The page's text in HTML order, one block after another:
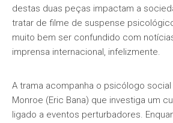
destas duas peças impactam a
tratar de filme de suspense
muito bem ser confundido com
imprensa internacional, infelizmente.
A trama acompanha o psicólogo
Monroe (Eric Bana) que investiga um
ligado a eventos perturbadores.